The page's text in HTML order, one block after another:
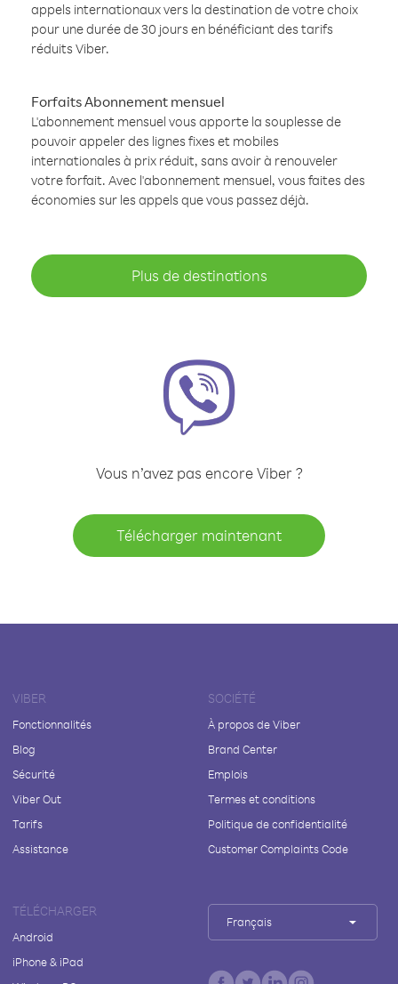
appels internationaux vers la destination de votre choix
pour une durée de 30 jours en bénéficiant des tarifs
réduits Viber.
Forfaits Abonnement mensuel
L'abonnement mensuel vous apporte la souplesse de
pouvoir appeler des lignes fixes et mobiles
internationales à prix réduit, sans avoir à renouveler
votre forfait. Avec l'abonnement mensuel, vous faites des
économies sur les appels que vous passez déjà.
Plus de destinations
Vous n’avez pas encore Viber ?
Télécharger maintenant
VIBER
Fonctionnalités
Blog
Sécurité
Viber Out
Tarifs
Assistance
SOCIÉTÉ
À propos de Viber
Brand Center
Emplois
Termes et conditions
Politique de confidentialité
Customer Complaints Code
TÉLÉCHARGER
Android
iPhone & iPad
Français